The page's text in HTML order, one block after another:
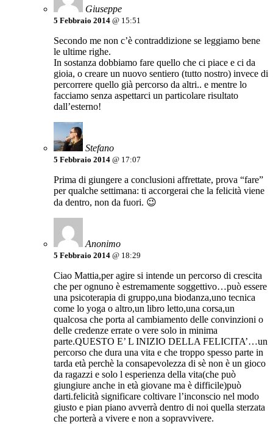
Giuseppe
5 Febbraio 2014 @ 15:51
Secondo me non c’è contraddizione se leggiamo bene
le ultime righe.
In sostanza dobbiamo fare quello che ci piace e ci da
gioia, o creare un nuovo sentiero (tutto nostro) invece di
percorrere quello già percorso da altri.. e mentre lo
facciamo senza aspettarci un particolare risultato
dall’esterno!
Stefano
5 Febbraio 2014 @ 17:07
Prima di giungere a conclusioni affrettate, prova “fare”
per qualche settimana: ti accorgerai che la felicità viene
da dentro, non da fuori. 😉
Anonimo
5 Febbraio 2014 @ 18:29
Ciao Mattia,per agire si intende un percorso di crescita
che per ognuno è estremamente soggettivo…può essere
una psicoterapia di gruppo,una biodanza,uno tecnica
come lo yoga o altro,un libro letto,una corsa,un
qualcosa che porta al cambiamento delle convinzioni o
delle credenze errate o vere solo in minima
parte.QUESTO E’ L INIZIO DELLA FELICITA’…un
percorso che dura una vita e che troppo spesso parte in
tarda età perchè la consapevolezza di sè non è un gioco
da ragazzi e solo l esperienza della vita(che può
giungiure anche in età giovane ma è difficile)può
darti.felicità significare coltivare l’inconscio nel modo
giusto e pian piano avverrà dentro di noi quella sterzata
che porterà a vivere e non a sopravvivere.